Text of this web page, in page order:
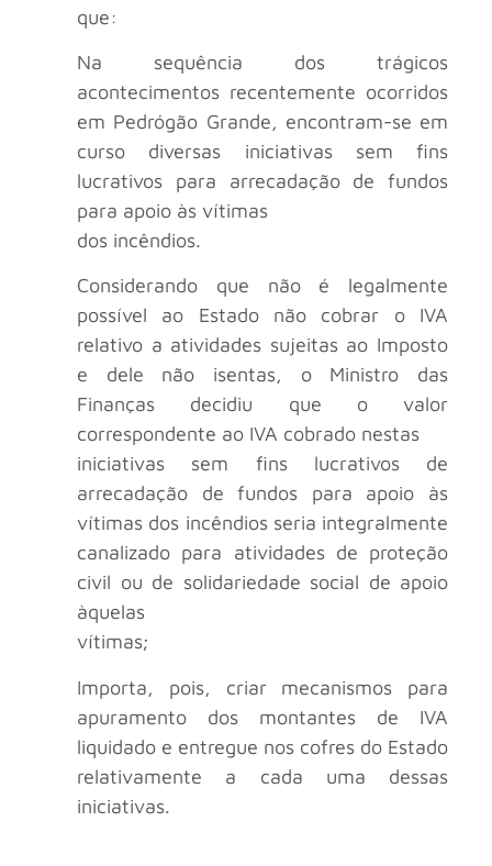
que:
Na sequência dos trágicos
acontecimentos recentemente ocorridos
em Pedrógão Grande, encontram-se em
curso diversas iniciativas sem fins
lucrativos para arrecadação de fundos
para apoio às vítimas
dos incêndios.
Considerando que não é legalmente
possível ao Estado não cobrar o IVA
relativo a atividades sujeitas ao Imposto
e dele não isentas, o Ministro das
Finanças decidiu que o valor
correspondente ao IVA cobrado nestas
iniciativas sem fins lucrativos de
arrecadação de fundos para apoio às
vítimas dos incêndios seria integralmente
canalizado para atividades de proteção
civil ou de solidariedade social de apoio
àquelas
vítimas;
Importa, pois, criar mecanismos para
apuramento dos montantes de IVA
liquidado e entregue nos cofres do Estado
relativamente a cada uma dessas
iniciativas.